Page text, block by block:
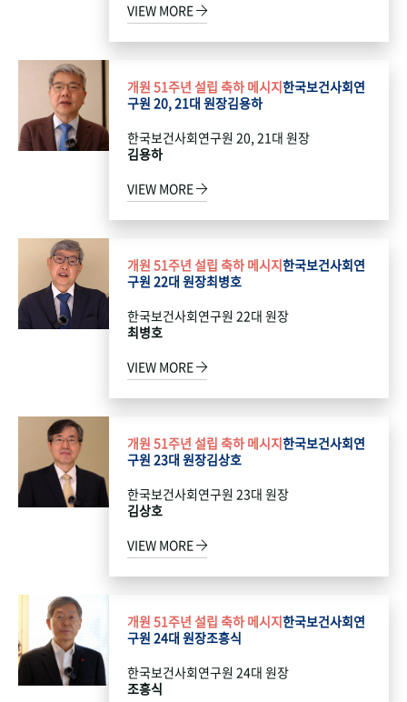
VIEW MORE
개원 51주년 설립 축하 메시지한국보건사회연
구원 20, 21대 원장김용하
한국보건사회연구원 20, 21대 원장
김용하
VIEW MORE
개원 51주년 설립 축하 메시지한국보건사회연
구원 22대 원장최병호
한국보건사회연구원 22대 원장
최병호
VIEW MORE
개원 51주년 설립 축하 메시지한국보건사회연
구원 23대 원장김상호
한국보건사회연구원 23대 원장
김상호
VIEW MORE
개원 51주년 설립 축하 메시지한국보건사회연
구원 24대 원장조흥식
한국보건사회연구원 24대 원장
조흥식